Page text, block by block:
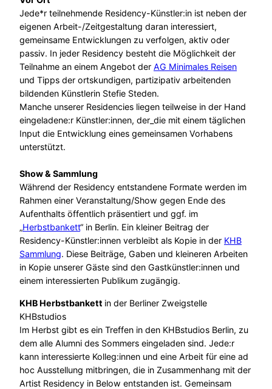
Jede*r teilnehmende Residency-Künstler:in ist neben der
eigenen Arbeit-/Zeitgestaltung daran interessiert,
gemeinsame Entwicklungen zu verfolgen, aktiv oder
passiv. In jeder Residency besteht die Möglichkeit der
Teilnahme an einem Angebot der AG Minimales Reisen
und Tipps der ortskundigen, partizipativ arbeitenden
bildenden Künstlerin Stefie Steden.
Manche unserer Residencies liegen teilweise in der Hand
eingeladene:r Künstler:innen, der_die mit einem täglichen
Input die Entwicklung eines gemeinsamen Vorhabens
unterstützt.
Show & Sammlung
Während der Residency entstandene Formate werden im
Rahmen einer Veranstaltung/Show gegen Ende des
Aufenthalts öffentlich präsentiert und ggf. im
„Herbstbankett“ in Berlin. Ein kleiner Beitrag der
Residency-Künstler:innen verbleibt als Kopie in der KHB
Sammlung. Diese Beiträge, Gaben und kleineren Arbeiten
in Kopie unserer Gäste sind den Gastkünstler:innen und
einem interessierten Publikum zugängig.
KHB Herbstbankett in der Berliner Zweigstelle
KHBstudios
Im Herbst gibt es ein Treffen in den KHBstudios Berlin, zu
dem alle Alumni des Sommers eingeladen sind. Jede:r
kann interessierte Kolleg:innen und eine Arbeit für eine ad
hoc Ausstellung mitbringen, die in Zusammenhang mit der
Artist Residency in Below entstanden ist. Gemeinsam